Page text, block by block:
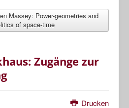
Massey: Power-geometries and
of space-time
Zugänge zur
Drucken